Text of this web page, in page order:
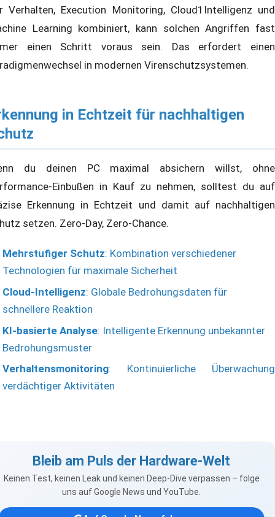
Verhalten, Execution Monitoring, Cloud1Intelligenz und
Learning kombiniert, kann solchen Angriffen fast
einen Schritt voraus sein. Das erfordert einen
in modernen Virenschutzsystemen.
in Echtzeit für nachhaltigen
du deinen PC maximal absichern willst, ohne
Einbußen in Kauf zu nehmen, solltest du auf
Erkennung in Echtzeit und damit auf nachhaltigen
setzen. Zero-Day, Zero-Chance.
Mehrstufiger Schutz: Kombination verschiedener
Technologien für maximale Sicherheit
Cloud-Intelligenz: Globale Bedrohungsdaten für
schnellere Reaktion
KI-basierte Analyse: Intelligente Erkennung unbekannter
Bedrohungsmuster
Verhaltensmonitoring: Kontinuierliche Überwachung
verdächtiger Aktivitäten
Bleib am Puls der Hardware-Welt
Keinen Test, keinen Leak und keinen Deep-Dive verpassen – folge
uns auf Google News und YouTube.